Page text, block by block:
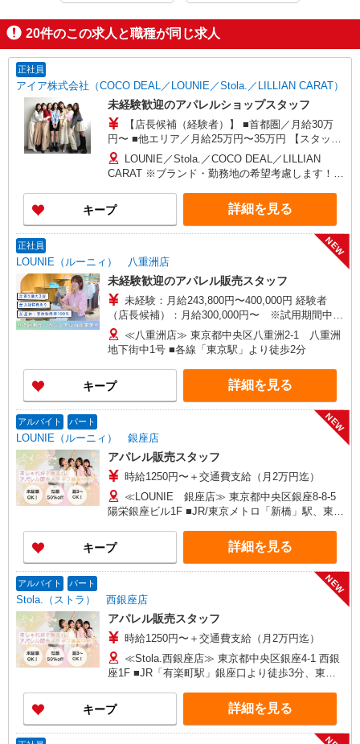
20件のこの求人と職種が同じ求人
正社員
アイア株式会社（COCO DEAL／LOUNIE／Stola.／LILLIAN CARAT）
未経験歓迎のアパレルショップスタッフ
【店長候補（経験者）】 ■首都圏／月給30万
円〜 ■他エリア／月給25万円〜35万円 【スタッ
フ】 ■首都圏／月給24万3,800円〜40万円 ■大阪／
月給23万3,500円〜35万円 ■京都、兵庫、愛知、岐
阜、福岡／月給22万7,800円〜35万円 ■他エリア／
月給22万2,100円〜35万円 固定残業手当含む（1ヶ
月あたり20時間）※超過時は追加支給 首都圏エリ
ア：30,800円 大阪：29,500円 京都、兵庫、愛知、
考慮 ※試用期間3ヶ月も同条件（首都圏：店長候
補は月給27万円〜）
LOUNIE／Stola.／COCO DEAL／LILLIAN
CARAT ※ブランド・勤務地の希望考慮します！※
道、宮城（仙台）、愛知、岐阜、大阪、兵庫、京
都、和歌山、岡山、広島、愛媛、福岡、長崎、宮
崎、熊本などの各店舗で募集しています。
LUMINE2店／ルミネ池袋店／ルミネ横浜／ルミネ
大宮店／ルミネ有楽町店 ルミネ立川店／ルミネ町
田店／池袋PARCO店／東京スカイツリータウン・
ソラマチ店 イクスピアリ店／イオンレイクタウン
店／ジョイナス店／テラスモール湘南店 タカシマ
ヤ ゲートタワーモール店／イオンモール各務原イ
ンター店／イオン大高SC店 なんばCITY店／天王
宮ガーデンズ店 ルクアイーレ大阪店／岡山一番街
店／ミナモア広島店／博多阪急店／天神ソラリア
プラザ店 ▽他、詳しくは備考をご参照ください。
キープ 詳細を見る
正社員
LOUNIE（ルーニィ） 八重洲店
NEW
未経験歓迎のアパレル販売スタッフ
未経験：月給243,800円〜400,000円 経験者
（店長候補）：月給300,000円〜 ※試用期間中は
270,000円〜 ★固定残業手当：30,800円（月給に
含む） ※経験・能力考慮 ※固定残業時間は1ヶ月
あたり20時間、超過時は追加で残業手当支給 ※月
3万円まで交通費支給 ※試用期間（2〜3ヶ月）も
同条件 【手当】固定残業手当／資格手当／店舗職
制手当／住宅手当（実家外かつ賃貸の場合のみ別
途支給）※試用期間明けから支給／特別手当 ※手
当の種類はエリアにより異なります。詳細は面接
時にお尋ねください。 ＼入社３大特典キャンペー
ン実施中！／※詳細は備考欄にて
≪八重洲店≫ 東京都中央区八重洲2-1 八重洲
地下街中1号 ■各線「東京駅」より徒歩2分
キープ 詳細を見る
アルバイト パート
LOUNIE（ルーニィ） 銀座店
NEW
アパレル販売スタッフ
時給1250円〜＋交通費支給（月2万円迄）
≪LOUNIE 銀座店≫ 東京都中央区銀座8-8-5
陽栄銀座ビル1F ■JR/東京メトロ「新橋」駅、東京
キープ 詳細を見る
アルバイト パート
Stola.（ストラ） 西銀座店
NEW
アパレル販売スタッフ
時給1250円〜＋交通費支給（月2万円迄）
≪Stola.西銀座店≫ 東京都中央区銀座4-1 西銀
座1F ■JR「有楽町駅」銀座口より徒歩3分、東京
キープ 詳細を見る